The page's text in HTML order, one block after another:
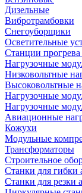
Дизельные
Вибротрамбовки
Снегоуборщики
Осветительные
Станции прогрева
Нагрузочные
Низковольтные
Высоковольтные
Нагрузочные
Нагрузочные
Авиационные
Кожухи
Модульные
Трансформаторы
Строительное
Станки для гибки
Станки для резки